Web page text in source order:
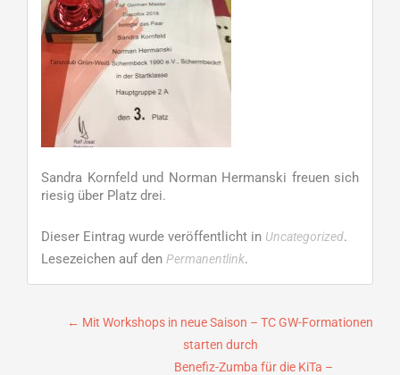
Sandra Kornfeld und Norman Hermanski freuen sich
riesig über Platz drei.
Dieser Eintrag wurde veröffentlicht in Uncategorized.
Lesezeichen auf den Permanentlink.
Beitragsnavigation
← Mit Workshops in neue Saison – TC GW-Formationen
starten durch
Benefiz-Zumba für die KiTa –